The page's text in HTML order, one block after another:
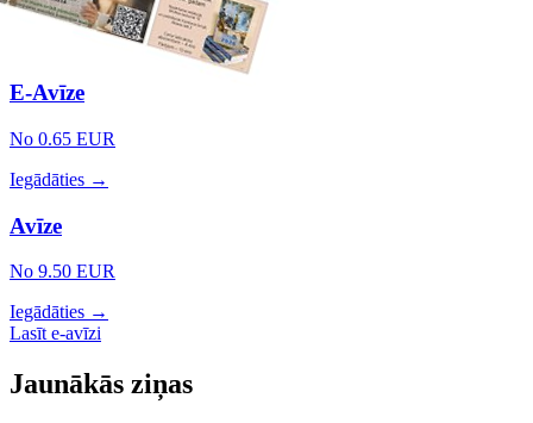
E-Avīze
No 0.65 EUR
Iegādāties →
Avīze
No 9.50 EUR
Iegādāties →
Lasīt e-avīzi
Jaunākās ziņas